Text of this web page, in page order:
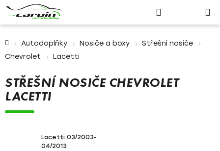
Přihlášení
košík
Autodoplňky Nosiče a boxy
Střešní nosiče
Chevrolet
Lacetti
STŘEŠNÍ NOSIČE CHEVROLET
LACETTI
Lacetti 03/2003-
04/2013